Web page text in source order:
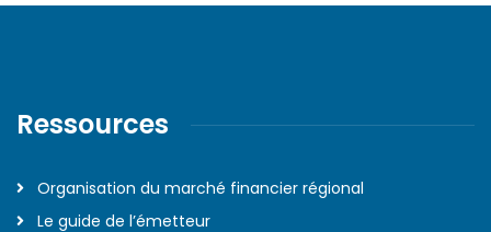
Ressources
Organisation du marché financier régional
Le guide de l’émetteur